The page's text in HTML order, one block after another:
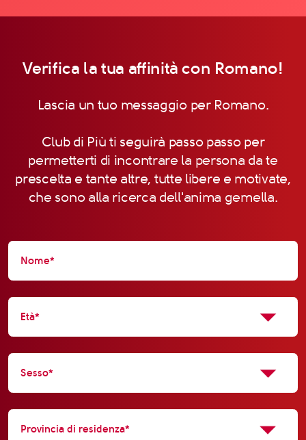
Verifica la tua affinità con Romano!
Lascia un tuo messaggio per Romano.
Club di Più ti seguirà passo passo per
permetterti di incontrare la persona da te
prescelta e tante altre, tutte libere e motivate,
che sono alla ricerca dell'anima gemella.